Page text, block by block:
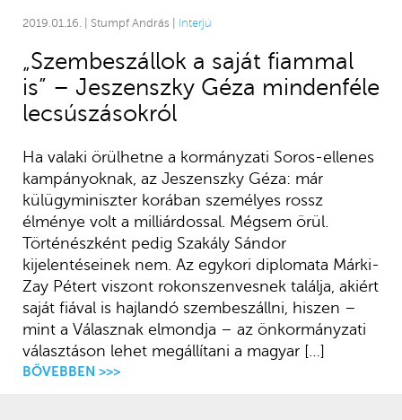
2019.01.16. | Stumpf András | Interjú
„Szembeszállok a saját fiammal
is” – Jeszenszky Géza mindenféle
lecsúszásokról
Ha valaki örülhetne a kormányzati Soros-ellenes
kampányoknak, az Jeszenszky Géza: már
külügyminiszter korában személyes rossz
élménye volt a milliárdossal. Mégsem örül.
Történészként pedig Szakály Sándor
kijelentéseinek nem. Az egykori diplomata Márki-
Zay Pétert viszont rokonszenvesnek találja, akiért
saját fiával is hajlandó szembeszállni, hiszen –
mint a Válasznak elmondja – az önkormányzati
választáson lehet megállítani a magyar […]
BŐVEBBEN >>>